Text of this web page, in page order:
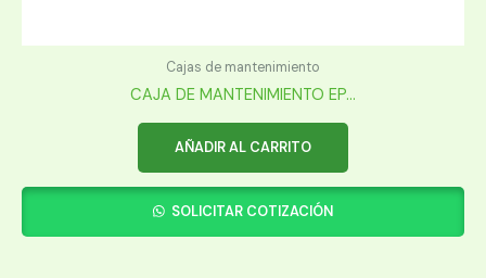
Cajas de mantenimiento
CAJA DE MANTENIMIENTO EP...
AÑADIR AL CARRITO
SOLICITAR COTIZACIÓN